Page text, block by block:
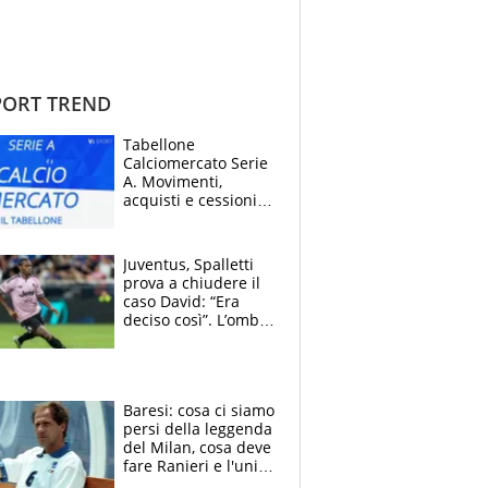
TREND
Tabellone
Calciomercato Serie
A. Movimenti,
acquisti e cessioni:
Juventus, Spalletti
prova a chiudere il
caso David: “Era
deciso così”. L’ombra
Baresi: cosa ci siamo
persi della leggenda
del Milan, cosa deve
fare Ranieri e l'unico